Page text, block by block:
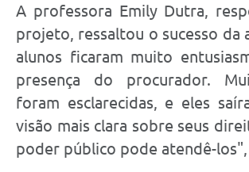
A professora Emily Dutra,
projeto, ressaltou o sucesso da
alunos ficaram muito
presença do procurador.
foram esclarecidas, e eles
visão mais clara sobre seus
poder público pode atendê-